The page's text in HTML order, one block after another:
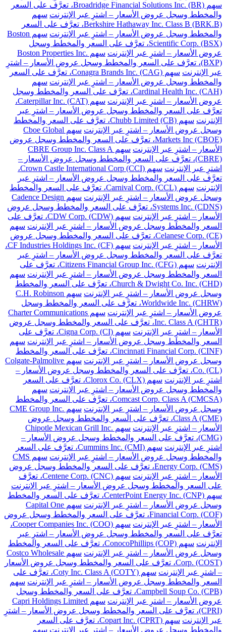
سهم Broadridge Financial Solutions Inc. (BR)، تعرَّف على السعر
والمخطط وسجل عروض الأسعار – اشترِ عبر الإنترنت سهم
Berkshire Hathaway Inc. Class B (BRK.B)، تعرَّف على السعر
والمخطط وسجل عروض الأسعار – اشترِ عبر الإنترنت
سهم Boston
Scientific Corp. (BSX)، تعرَّف على السعر والمخطط وسجل
عروض الأسعار – اشترِ عبر الإنترنت
سهم Boston Properties Inc.
(BXP)، تعرَّف على السعر والمخطط وسجل عروض الأسعار – اشترِ
عبر الإنترنت
سهم Conagra Brands Inc. (CAG)، تعرَّف على السعر
والمخطط وسجل عروض الأسعار – اشترِ عبر الإنترنت سهم
Cardinal Health Inc. (CAH)، تعرَّف على السعر والمخطط وسجل
عروض الأسعار – اشترِ عبر الإنترنت
سهم Caterpillar Inc. (CAT)،
تعرَّف على السعر والمخطط وسجل عروض الأسعار – اشترِ عبر
الإنترنت
سهم Chubb Limited (CB)، تعرَّف على السعر والمخطط
وسجل عروض الأسعار – اشترِ عبر الإنترنت
سهم Cboe Global
Markets Inc (CBOE)، تعرَّف على السعر والمخطط وسجل عروض
الأسعار – اشترِ عبر الإنترنت
سهم CBRE Group Inc. Class A
(CBRE)، تعرَّف على السعر والمخطط وسجل عروض الأسعار –
اشترِ عبر الإنترنت
سهم Crown Castle International Corp (CCI)،
تعرَّف على السعر والمخطط وسجل عروض الأسعار – اشترِ عبر
الإنترنت
سهم Carnival Corp. (CCL)، تعرَّف على السعر والمخطط
وسجل عروض الأسعار – اشترِ عبر الإنترنت
سهم Cadence Design
Systems Inc. (CDNS)، تعرَّف على السعر والمخطط وسجل عروض
الأسعار – اشترِ عبر الإنترنت
سهم CDW Corp. (CDW)، تعرَّف على
السعر والمخطط وسجل عروض الأسعار – اشترِ عبر الإنترنت سهم
Celanese Corp. (CE)، تعرَّف على السعر والمخطط وسجل عروض
الأسعار – اشترِ عبر الإنترنت
سهم CF Industries Holdings Inc. (CF)،
تعرَّف على السعر والمخطط وسجل عروض الأسعار – اشترِ عبر
الإنترنت
سهم Citizens Financial Group Inc. (CFG)، تعرَّف على
السعر والمخطط وسجل عروض الأسعار – اشترِ عبر الإنترنت سهم
Church & Dwight Co. Inc. (CHD)، تعرَّف على السعر والمخطط
وسجل عروض الأسعار – اشترِ عبر الإنترنت
سهم C.H. Robinson
Worldwide Inc. (CHRW)، تعرَّف على السعر والمخطط وسجل
عروض الأسعار – اشترِ عبر الإنترنت
سهم Charter Communications
Inc. Class A (CHTR)، تعرَّف على السعر والمخطط وسجل عروض
الأسعار – اشترِ عبر الإنترنت
سهم Cigna Corp. (CI)، تعرَّف على
السعر والمخطط وسجل عروض الأسعار – اشترِ عبر الإنترنت سهم
Cincinnati Financial Corp. (CINF)، تعرَّف على السعر والمخطط
وسجل عروض الأسعار – اشترِ عبر الإنترنت
سهم Colgate-Palmolive
Co. (CL)، تعرَّف على السعر والمخطط وسجل عروض الأسعار –
اشترِ عبر الإنترنت
سهم Clorox Co. (CLX)، تعرَّف على السعر
والمخطط وسجل عروض الأسعار – اشترِ عبر الإنترنت سهم
Comcast Corp. Class A (CMCSA)، تعرَّف على السعر والمخطط
وسجل عروض الأسعار – اشترِ عبر الإنترنت
سهم CME Group Inc.
Class A (CME)، تعرَّف على السعر والمخطط وسجل عروض
الأسعار – اشترِ عبر الإنترنت
سهم Chipotle Mexican Grill Inc.
(CMG)، تعرَّف على السعر والمخطط وسجل عروض الأسعار –
اشترِ عبر الإنترنت
سهم Cummins Inc. (CMI)، تعرَّف على السعر
والمخطط وسجل عروض الأسعار – اشترِ عبر الإنترنت
سهم CMS
Energy Corp. (CMS)، تعرَّف على السعر والمخطط وسجل عروض
الأسعار – اشترِ عبر الإنترنت
سهم Centene Corp. (CNC)، تعرَّف
على السعر والمخطط وسجل عروض الأسعار – اشترِ عبر الإنترنت
سهم CenterPoint Energy Inc. (CNP)، تعرَّف على السعر والمخطط
وسجل عروض الأسعار – اشترِ عبر الإنترنت
سهم Capital One
Financial Corp. (COF)، تعرَّف على السعر والمخطط وسجل عروض
الأسعار – اشترِ عبر الإنترنت
سهم Cooper Companies Inc. (COO)،
تعرَّف على السعر والمخطط وسجل عروض الأسعار – اشترِ عبر
الإنترنت
سهم ConocoPhillips (COP)، تعرَّف على السعر والمخطط
وسجل عروض الأسعار – اشترِ عبر الإنترنت
سهم Costco Wholesale
Corp. (COST)، تعرَّف على السعر والمخطط وسجل عروض الأسعار
– اشترِ عبر الإنترنت
سهم Coty Inc. Class A (COTY)، تعرَّف على
السعر والمخطط وسجل عروض الأسعار – اشترِ عبر الإنترنت سهم
Campbell Soup Co. (CPB)، تعرَّف على السعر والمخطط وسجل
عروض الأسعار – اشترِ عبر الإنترنت
سهم Capri Holdings Limited
(CPRI)، تعرَّف على السعر والمخطط وسجل عروض الأسعار – اشترِ
عبر الإنترنت
سهم Copart Inc. (CPRT)، تعرَّف على السعر
والمخطط وسجل عروض الأسعار – اشترِ عبر الإنترنت سهم